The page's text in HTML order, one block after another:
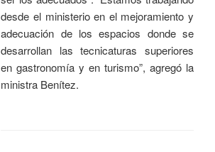
desde el ministerio en el mejoramiento y
adecuación de los espacios donde se
desarrollan las tecnicaturas superiores
en gastronomía y en turismo”, agregó la
ministra Benítez.